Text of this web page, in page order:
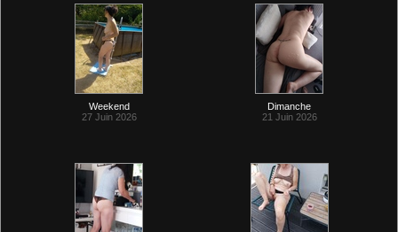
Weekend
27 Juin 2026
Dimanche
21 Juin 2026